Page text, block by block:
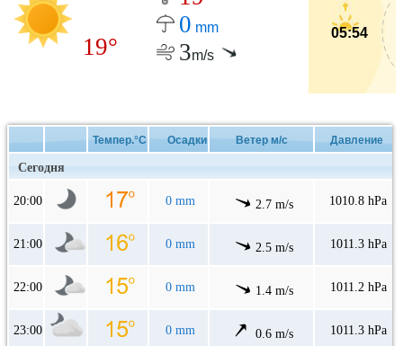
19°
0 mm
3m/s
05:54
Темпер.°C Осадки Ветер м/с Давление
Сегодня
20:00 0 mm 2.7 m/s 1010.8 hPa
21:00 0 mm 2.5 m/s 1011.3 hPa
22:00 0 mm 1.4 m/s 1011.2 hPa
23:00 0 mm 0.6 m/s 1011.3 hPa